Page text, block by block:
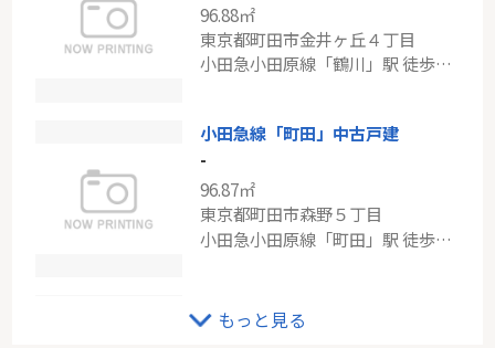
72.25㎡
神奈川県川崎市宮前区有馬２丁目
96.88㎡
東京都町田市金井ヶ丘４丁目
小田急小田原線「鶴川」駅 徒歩13分
小田急線「町田」中古戸建
-
96.87㎡
東京都町田市森野５丁目
小田急小田原線「町田」駅 徒歩17分
小田急線「玉川学園」新築分譲
-
もっと見る